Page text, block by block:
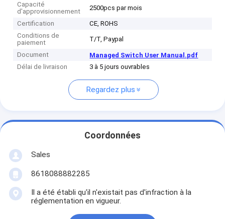
Capacité
d'approvisionnement
2500pcs par mois
Certification
CE, ROHS
Conditions de
paiement
T/T, Paypal
Document
Managed Switch User Manual.pdf
Délai de livraison
3 à 5 jours ouvrables
Regardez plus
Coordonnées
Sales
8618088882285
Il a été établi qu'il n'existait pas d'infraction à la
réglementation en vigueur.